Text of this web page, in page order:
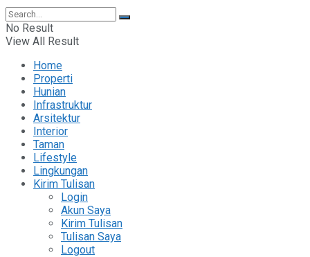
No Result
View All Result
Home
Properti
Hunian
Infrastruktur
Arsitektur
Interior
Taman
Lifestyle
Lingkungan
Kirim Tulisan
Login
Akun Saya
Kirim Tulisan
Tulisan Saya
Logout